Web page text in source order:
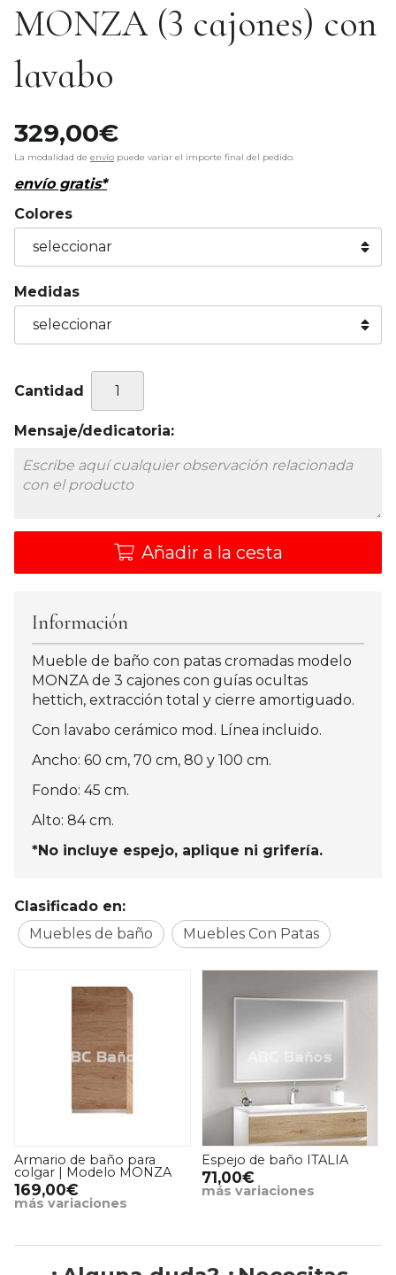
MONZA (3 cajones) con
lavabo
329,00€
La modalidad de envío puede variar el importe final del pedido.
envío gratis*
Colores
Medidas
Cantidad
Mensaje/dedicatoria:
Añadir a la cesta
Información
Mueble de baño con patas cromadas modelo
MONZA de 3 cajones con guías ocultas
hettich, extracción total y cierre amortiguado.
Con lavabo cerámico mod. Línea incluido.
Ancho: 60 cm, 70 cm, 80 y 100 cm.
Fondo: 45 cm.
Alto: 84 cm.
*No incluye espejo, aplique ni grifería.
Clasificado en:
Muebles de baño
Muebles Con Patas
Armario de baño para
colgar | Modelo MONZA
169,00€
más variaciones
Espejo de baño ITALIA
71,00€
más variaciones